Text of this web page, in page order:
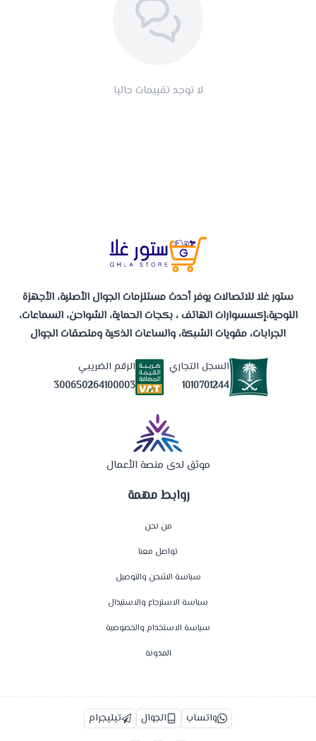
لا توجد تقييمات حاليا
روابط مهمة
من نحن
تواصل معنا
سياسة الشحن والتوصيل
سياسة الاسترجاع والاستبدال
سياسة الاستخدام والخصوصية
المدونة
ستور غلا للاتصالات يوفر أحدث مستلزمات الجوال الأصلية، الأجهزة
اللوحية،إكسسوارات الهاتف ، بكجات الحماية، الشواحن، السماعات،
الجرابات، مقويات الشبكة، والساعات الذكية وملصقات الجوال
السجل التجاري
1010701244
الرقم الضريبي
300650264100003
موثق لدى منصة الأعمال
واتساب الجوال تيليجرام